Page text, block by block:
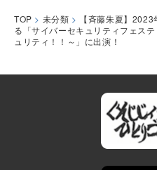
TOP > 未分類 >
【斉藤朱夏】
る「サイバーセキュリティフェス
ュリティ！！～」に出演！